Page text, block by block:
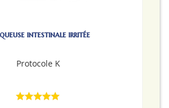
intestinale irritée
Protocole K